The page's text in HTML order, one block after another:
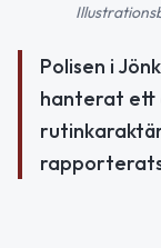
Polisen i
hanterat ett